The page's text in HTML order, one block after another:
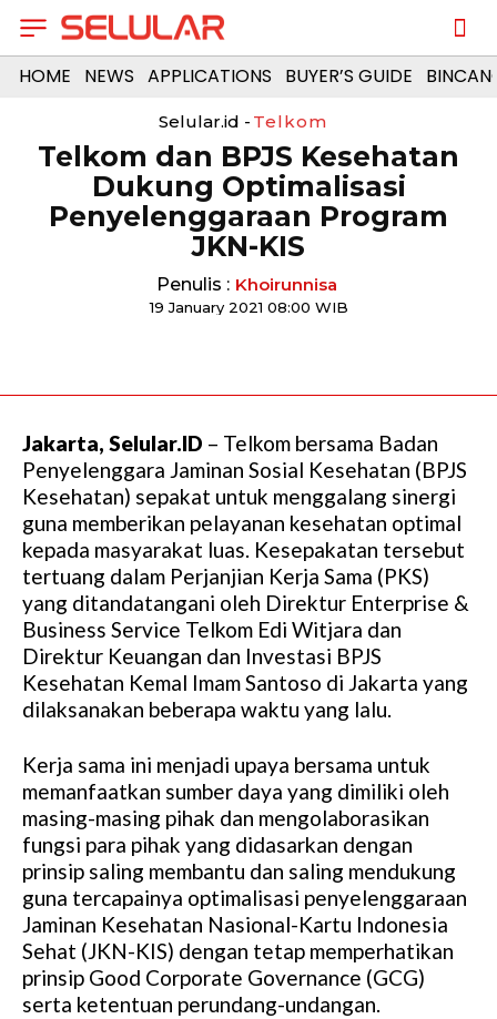
HOME NEWS APPLICATIONS BUYER’S GUIDE
Selular.id - Telkom
Telkom dan BPJS Kesehatan
Dukung Optimalisasi
Penyelenggaraan Program
JKN-KIS
Penulis : Khoirunnisa
19 January 2021 08:00 WIB
Jakarta, Selular.ID – Telkom bersama Badan
Penyelenggara Jaminan Sosial Kesehatan (BPJS
Kesehatan) sepakat untuk menggalang sinergi
guna memberikan pelayanan kesehatan optimal
kepada masyarakat luas. Kesepakatan tersebut
tertuang dalam Perjanjian Kerja Sama (PKS)
yang ditandatangani oleh Direktur Enterprise &
Business Service Telkom Edi Witjara dan
Direktur Keuangan dan Investasi BPJS
Kesehatan Kemal Imam Santoso di Jakarta yang
dilaksanakan beberapa waktu yang lalu.
Kerja sama ini menjadi upaya bersama untuk
memanfaatkan sumber daya yang dimiliki oleh
masing-masing pihak dan mengolaborasikan
fungsi para pihak yang didasarkan dengan
prinsip saling membantu dan saling mendukung
guna tercapainya optimalisasi penyelenggaraan
Jaminan Kesehatan Nasional-Kartu Indonesia
Sehat (JKN-KIS) dengan tetap memperhatikan
prinsip Good Corporate Governance (GCG)
serta ketentuan perundang-undangan.